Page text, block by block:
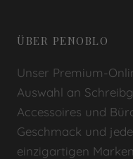
ÜBER PENOBLO
Unser Premium-
Auswahl an
Accessoires und
Geschmack und
einzigartigen